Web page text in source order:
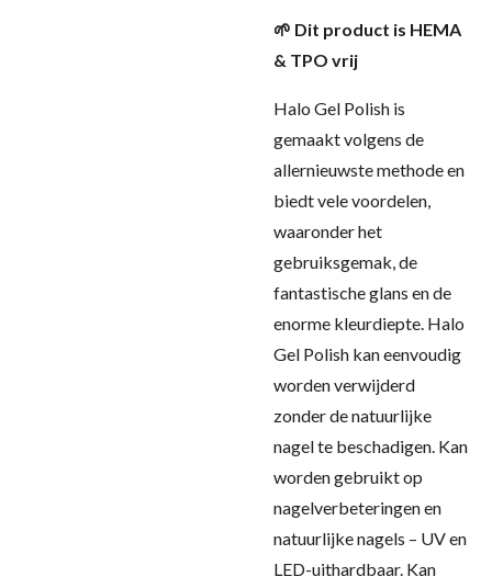
🌱 Dit product is HEMA
& TPO vrij
Halo Gel Polish is
gemaakt volgens de
allernieuwste methode en
biedt vele voordelen,
waaronder het
gebruiksgemak, de
fantastische glans en de
enorme kleurdiepte. Halo
Gel Polish kan eenvoudig
worden verwijderd
zonder de natuurlijke
nagel te beschadigen. Kan
worden gebruikt op
nagelverbeteringen en
natuurlijke nagels – UV en
LED-uithardbaar. Kan